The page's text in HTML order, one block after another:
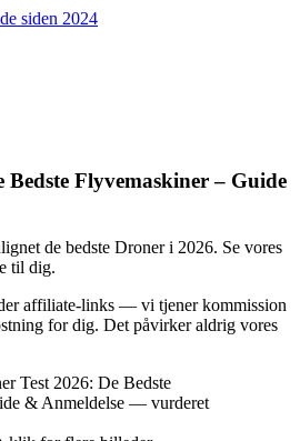
siden 2024
Bedste Flyvemaskiner – Guide
de bedste Droner i 2026. Se vores
til dig.
affiliate-links — vi tjener kommission
for dig. Det påvirker aldrig vores